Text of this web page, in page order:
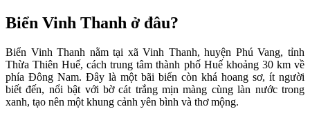
Biển Vinh Thanh ở đâu?
Biển Vinh Thanh nằm tại xã Vinh Thanh, huyện Phú Vang, tỉnh
Thừa Thiên Huế, cách trung tâm thành phố Huế khoảng 30 km về
phía Đông Nam. Đây là một bãi biển còn khá hoang sơ, ít người
biết đến, nổi bật với bờ cát trắng mịn màng cùng làn nước trong
xanh, tạo nên một khung cảnh yên bình và thơ mộng.